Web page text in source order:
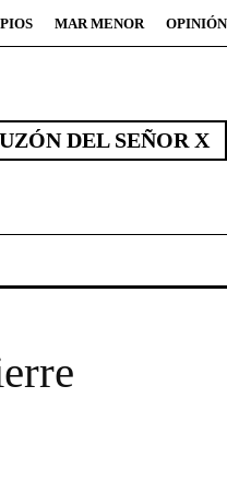
MAR MENOR OPINIÓN
DEL SEÑOR X